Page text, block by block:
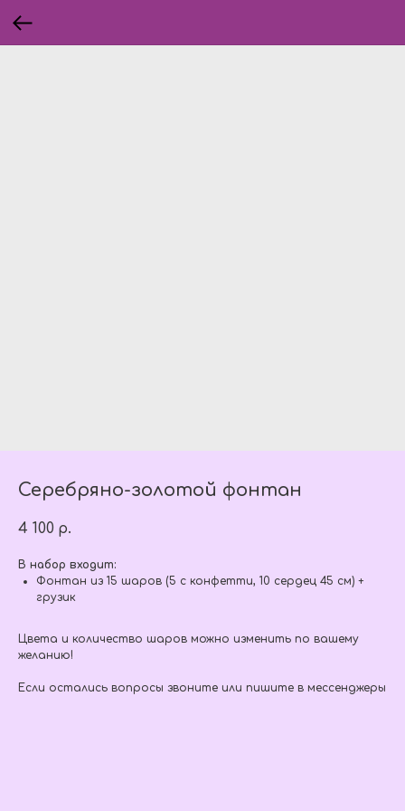
Серебряно-золотой фонтан
4 100 р.
В набор входит:
Фонтан из 15 шаров (5 с конфетти, 10 сердец 45 см) +
грузик
Цвета и количество шаров можно изменить по вашему
желанию!
Если остались вопросы звоните или пишите в мессенджеры